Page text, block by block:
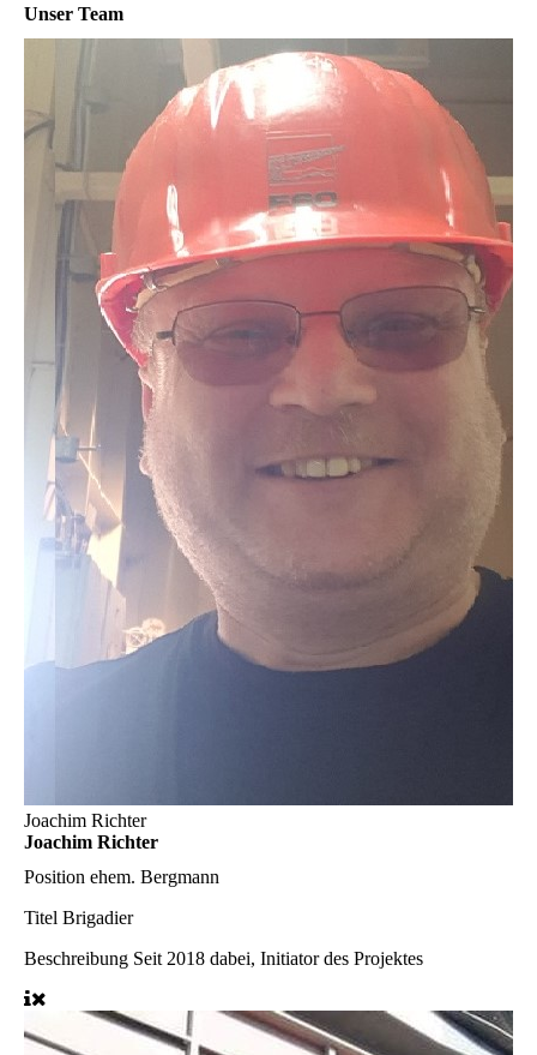
Unser Team
Joachim Richter
Joachim Richter
Position ehem. Bergmann
Titel Brigadier
Beschreibung Seit 2018 dabei, Initiator des Projektes